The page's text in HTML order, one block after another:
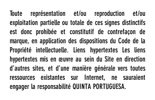
Toute représentation et/ou reproduction et/ou
exploitation partielle ou totale de ces signes distinctifs
est donc prohibée et constitutif de contrefaçon de
marque, en application des dispositions du Code de la
Propriété intellectuelle. Liens hypertextes Les liens
hypertextes mis en œuvre au sein du Site en direction
d’autres sites, et d’une manière générale vers toutes
ressources existantes sur Internet, ne sauraient
engager la responsabilité QUINTA PORTUGUESA.